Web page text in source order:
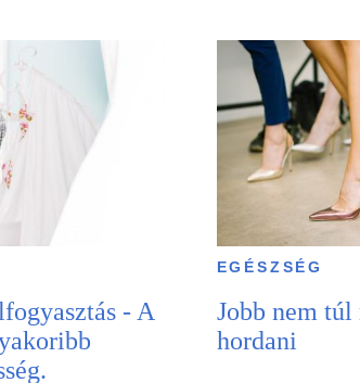
- A
EGÉSZSÉG
Jobb nem túl
hordani